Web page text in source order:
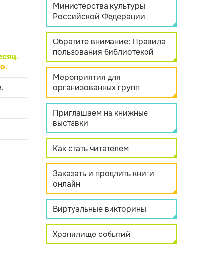
.
Министерства культуры
Российской Федерации
Обратите внимание: Правила
пользования библиотекой
Мероприятия для
организованных групп
Приглашаем на книжные
выставки
Как стать читателем
Заказать и продлить книги
онлайн
Виртуальные викторины
Хранилище событий